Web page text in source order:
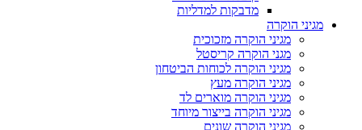
מדבקות למדליות
מגיני הוקרה
מגיני הוקרה מזכוכית
מגני הוקרה קריסטל
מגיני הוקרה לכוחות הביטחון
מגיני הוקרה מעץ
מגיני הוקרה מוארים לד
מגיני הוקרה בייצור מיוחד
מגיני הוקרה שונים